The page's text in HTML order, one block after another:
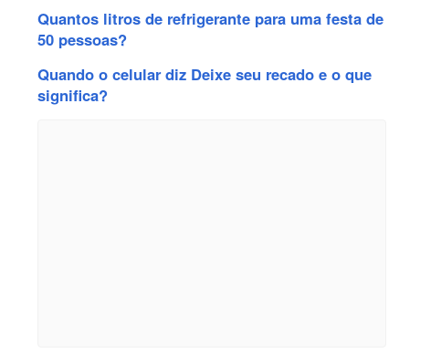
Quantos litros de refrigerante para uma festa de
50 pessoas?
Quando o celular diz Deixe seu recado e o que
significa?